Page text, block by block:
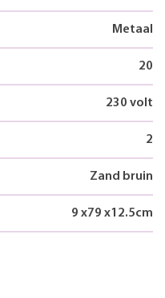
Metaal
20
230 volt
2
Zand bruin
9 x79 x12.5cm